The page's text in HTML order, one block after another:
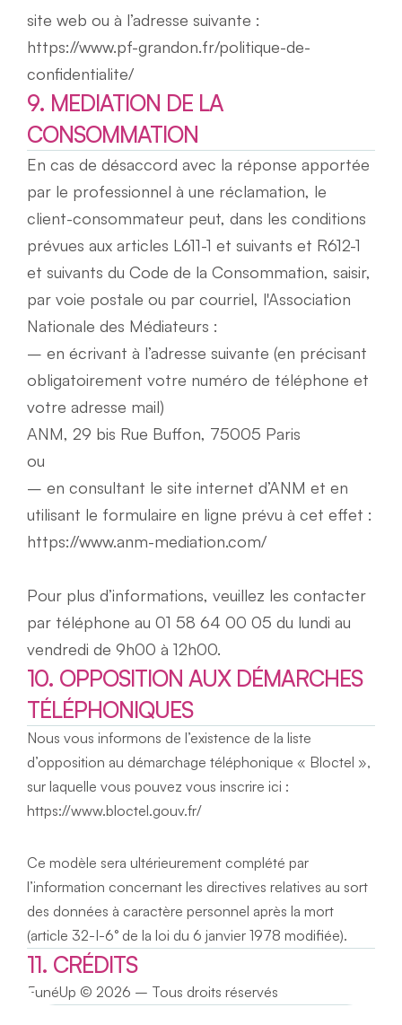
site web ou à l’adresse suivante :
https://www.pf-grandon.fr/politique-de-
confidentialite/
9. MEDIATION DE LA
CONSOMMATION
En cas de désaccord avec la réponse apportée
par le professionnel à une réclamation, le
client-consommateur peut, dans les conditions
prévues aux articles L611-1 et suivants et R612-1
et suivants du Code de la Consommation, saisir,
par voie postale ou par courriel, l'Association
Nationale des Médiateurs :
– en écrivant à l’adresse suivante (en précisant
obligatoirement votre numéro de téléphone et
votre adresse mail)
ANM, 29 bis Rue Buffon, 75005 Paris
ou
– en consultant le site internet d’ANM et en
utilisant le formulaire en ligne prévu à cet effet :
https://www.anm-mediation.com/
Pour plus d’informations, veuillez les contacter
par téléphone au 01 58 64 00 05 du lundi au
vendredi de 9h00 à 12h00.
10. OPPOSITION AUX DÉMARCHES
TÉLÉPHONIQUES
Nous vous informons de l’existence de la liste
d’opposition au démarchage téléphonique « Bloctel »,
sur laquelle vous pouvez vous inscrire ici :
https://www.bloctel.gouv.fr/
Ce modèle sera ultérieurement complété par
l’information concernant les directives relatives au sort
des données à caractère personnel après la mort
(article 32-I-6° de la loi du 6 janvier 1978 modifiée).
11. CRÉDITS
FunéUp © 2026 – Tous droits réservés